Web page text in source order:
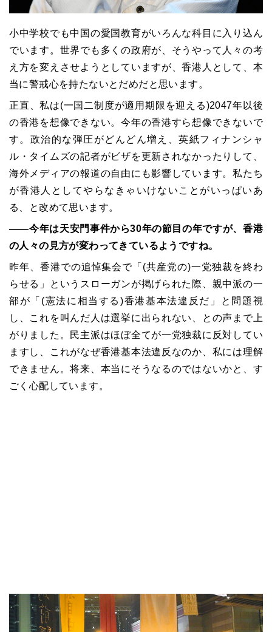
小中学校でも中国の愛国教育がいろんな科目に入り込ん
でいます。世界でも多くの政府が、そうやって人々の考
え方を変えさせようとしていますが、香港人として、本
当に警戒心を持たないとだめだと思います。
正直、私は(一国二制度が適用期限を迎える)2047年以後
の香港を想像できない。今年の香港すら想像できないで
す。政治的な弾圧がどんどん増え、英紙フィナンシャ
ル・タイムズの記者がビザを更新されなかったりして、
海外メディアの報道の自由にも影響しています。私たち
が香港人としてやらなきゃいけないことがいっぱいあ
る、と改めて思います。
――今年は天安門事件から30年の節目の年ですが、香港
の人々の見方が変わってきているようですね。
昨年、香港での追悼集会で「(共産党の)一党独裁を終わ
らせる」というスローガンが掲げられた際、親中派の一
部が「(憲法に相当する)香港基本法違反だ」と問題視
し、これを叫んだ人は選挙に出られない、との声まで上
がりました。民主派はほぼ全てが一党独裁に反対してい
ますし、これがなぜ香港基本法違反なのか、私には理解
できません。将来、本当にそうなるのではないかと、す
ごく心配しています。